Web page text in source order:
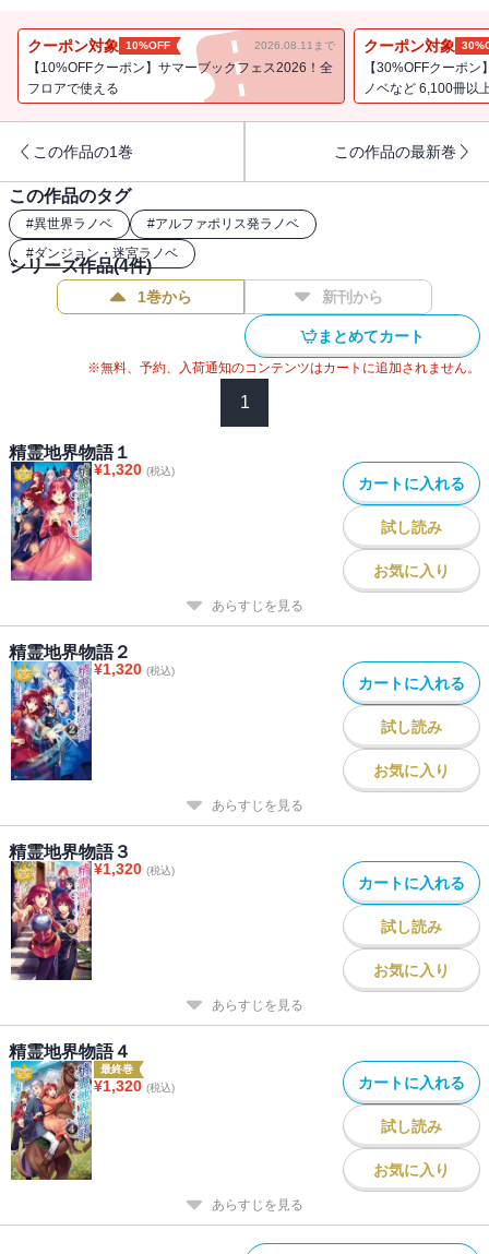
命を狙われることに。窮地に立たされた兄弟たちを守るため、エリ
ーゼは奔走するが――!? 不幸体質の転生少女、教会の聖女と対
決!? 異色の辛口転生ファンタジー、待望の第２巻！
クーポン対象 10%OFF 2026.08.11まで
【10%OFFクーポン】サマーブックフェス2026！全
フロアで使える
クーポン対象
【30%OFFクーポ
ノベなど 6,100冊以
この作品の1巻 この作品の最新巻
この作品のタグ
#異世界ラノベ #アルファポリス発ラノベ
#ダンジョン・迷宮ラノベ
シリーズ作品(4件)
1巻から 新刊から
まとめてカート
※無料、予約、入荷通知のコンテンツはカートに追加されません。
1
精霊地界物語１
¥1,320 (税込)
カートに入れる
試し読み
お気に入り
あらすじを見る
精霊地界物語２
¥1,320 (税込)
カートに入れる
試し読み
お気に入り
あらすじを見る
精霊地界物語３
¥1,320 (税込)
カートに入れる
試し読み
お気に入り
あらすじを見る
精霊地界物語４
最終巻
¥1,320 (税込) カートに入れる
試し読み
お気に入り
あらすじを見る